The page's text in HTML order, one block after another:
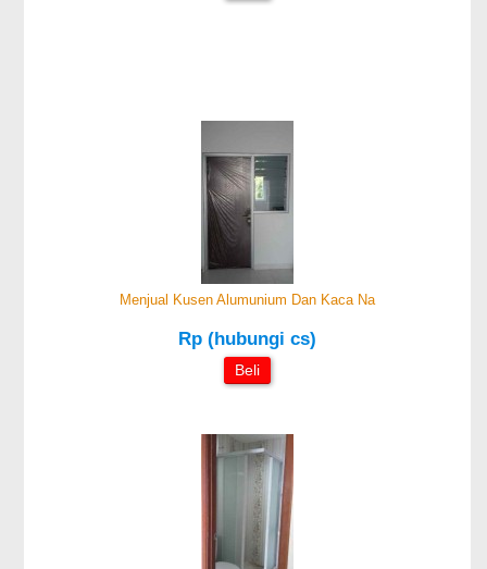
Menjual Kusen Alumunium Dan Kaca Na
Rp (hubungi cs)
Beli